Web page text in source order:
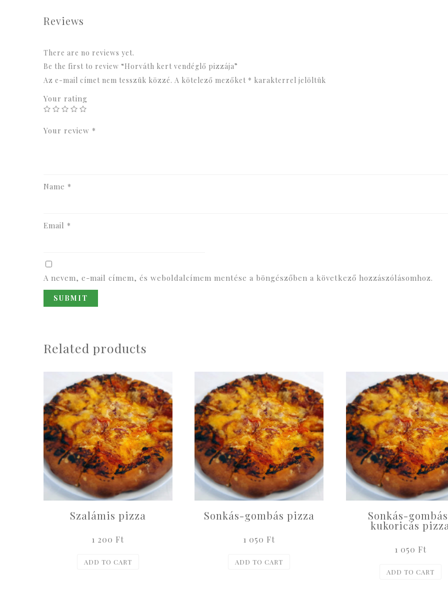
Reviews
There are no reviews yet.
Be the first to review “Horváth kert vendéglő pizzája”
Az e-mail címet nem tesszük közzé. A kötelező mezőket * karakterrel jelöltük
Your rating
Your review *
Name *
Email *
A nevem, e-mail címem, és weboldalcímem mentése a böngészőben a következő hozzászólásomhoz.
Related products
Szalámis pizza
1 200 Ft
ADD TO CART
Sonkás-gombás pizza
1 050 Ft
ADD TO CART
Sonkás-
kukoricás
1 050 Ft
ADD TO CART